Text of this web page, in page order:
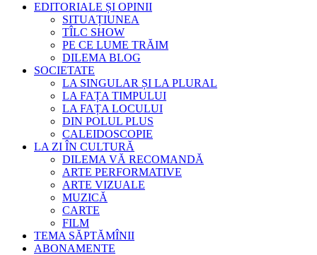
EDITORIALE ȘI OPINII
SITUAȚIUNEA
TÎLC SHOW
PE CE LUME TRĂIM
DILEMA BLOG
SOCIETATE
LA SINGULAR ȘI LA PLURAL
LA FAȚA TIMPULUI
LA FAȚA LOCULUI
DIN POLUL PLUS
CALEIDOSCOPIE
LA ZI ÎN CULTURĂ
DILEMA VĂ RECOMANDĂ
ARTE PERFORMATIVE
ARTE VIZUALE
MUZICĂ
CARTE
FILM
TEMA SĂPTĂMÎNII
ABONAMENTE